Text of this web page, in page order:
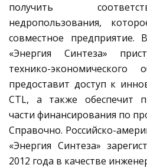
получить
недропользования,
совместное
«Энергия Синтеза»
технико-экономического
предоставит доступ к
CTL, а также обеспечит
части финансирования по
Справочно. Российско-
«Энергия Синтеза»
2012 года в качестве